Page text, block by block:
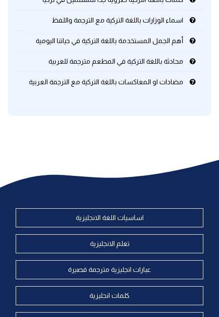
اسماء الوزارات باللغة التركية مع الترجمة واللفظ
أهم الجمل المستخدمة باللغة التركية في حياتنا اليومية
محادثة باللغة التركية في المطعم مترجمة للعربية
مضادات او المعاكسات باللغة التركية مع الترجمة العربية
اساسيات اللغة الانجليزية
تعلم الانجليزية
عبارات انجليزية مترجمة قصيرة
كلمات انجليزية